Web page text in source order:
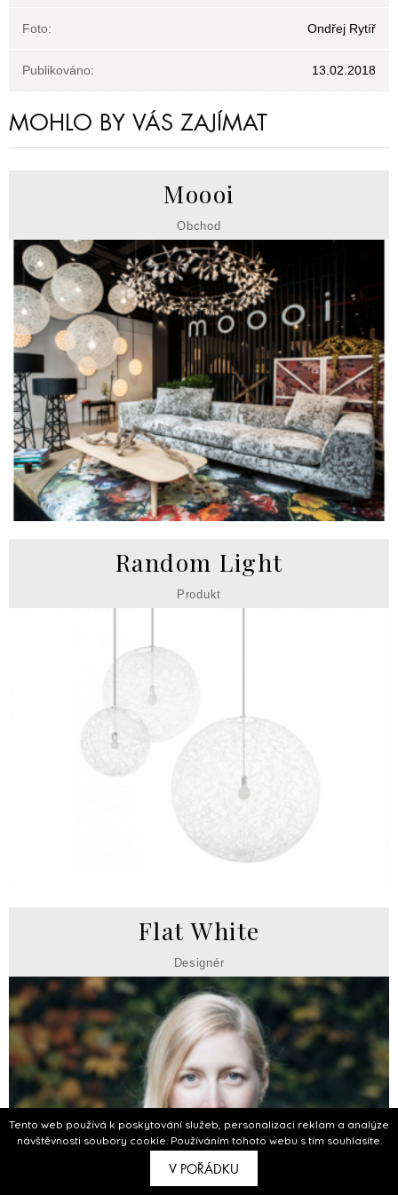
Tento web používá k poskytování služeb, personalizaci reklam a analýze
návštěvnosti soubory cookie. Používáním tohoto webu s tím souhlasíte.
V POŘÁDKU
Foto: Ondřej Rytíř
Publikováno: 13.02.2018
MOHLO BY VÁS ZAJÍMAT
Moooi
Obchod
Random Light
Produkt
Flat White
Designér